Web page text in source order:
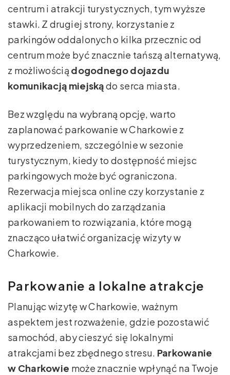
centrum i atrakcji turystycznych, tym wyższe
stawki. Z drugiej strony, korzystanie z
parkingów oddalonych o kilka przecznic od
centrum może być znacznie tańszą alternatywą,
z możliwością dogodnego dojazdu
komunikacją miejskądo serca miasta.
Bez względu na wybraną opcję, warto
zaplanować parkowanie w Charkowie z
wyprzedzeniem, szczególnie w sezonie
turystycznym, kiedy to dostępność miejsc
parkingowych może być ograniczona.
Rezerwacja miejsca online czy korzystanie z
aplikacji mobilnych do zarządzania
parkowaniem to rozwiązania, które mogą
znacząco ułatwić organizację wizyty w
Charkowie.
Parkowanie a lokalne atrakcje
Planując wizytę w Charkowie, ważnym
aspektem jest rozważenie, gdzie pozostawić
samochód, aby cieszyć się lokalnymi
atrakcjami bez zbędnego stresu. Parkowanie
w Charkowie może znacznie wpłynąć na Twoje